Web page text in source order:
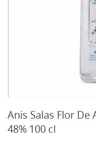
Anis Salas Flor De
48% 100 cl